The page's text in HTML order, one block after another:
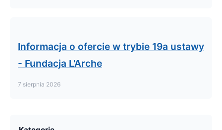
Informacja o ofercie w trybie 19a ustawy
- Fundacja L'Arche
7 sierpnia 2026